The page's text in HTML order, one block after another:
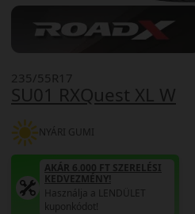
SU01 RXQuest XL W
235/55R17
NYÁRI GUMI
AKÁR 6.000 FT SZERELÉSI
KEDVEZMÉNY!
Használja a LENDÜLET
kuponkódot!